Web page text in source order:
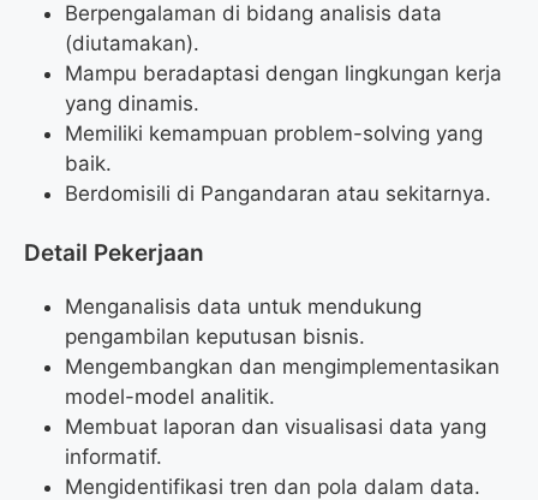
Berpengalaman di bidang analisis data
(diutamakan).
Mampu beradaptasi dengan lingkungan kerja
yang dinamis.
Memiliki kemampuan problem-solving yang
baik.
Berdomisili di Pangandaran atau sekitarnya.
Detail Pekerjaan
Menganalisis data untuk mendukung
pengambilan keputusan bisnis.
Mengembangkan dan mengimplementasikan
model-model analitik.
Membuat laporan dan visualisasi data yang
informatif.
Mengidentifikasi tren dan pola dalam data.